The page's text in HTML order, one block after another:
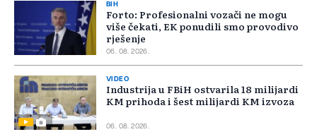
BIH
Forto: Profesionalni vozači ne mogu
više čekati, EK ponudili smo provodivo
rješenje
06. 08. 2026.
VIDEO
Industrija u FBiH ostvarila 18 milijardi
KM prihoda i šest milijardi KM izvoza
06. 08. 2026.